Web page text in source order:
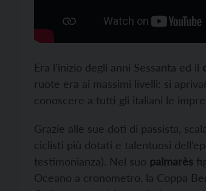
Era l’inizio degli anni Sessanta ed il
ruote era ai massimi livelli: si
conoscere a tutti gli italiani le
Grazie alle sue doti di passista,
ciclisti più dotati e talentuosi
testimonianza). Nel suo palmarès
Oceano a cronometro, la Coppa